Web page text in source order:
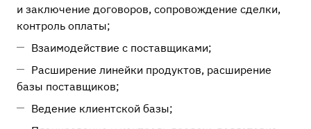
и заключение договоров, сопровождение сделки,
контроль оплаты;
Взаимодействие с поставщиками;
Расширение линейки продуктов, расширение
базы поставщиков;
Ведение клиентской базы;